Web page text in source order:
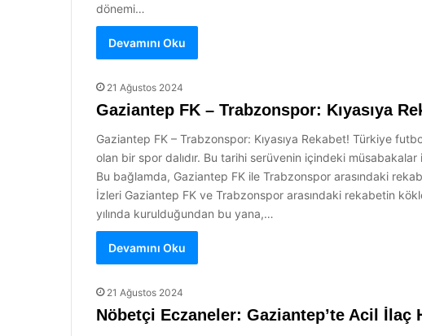
dönemi…
Devamını Oku
21 Ağustos 2024
Gaziantep FK – Trabzonspor: Kıyasıya
Gaziantep FK – Trabzonspor: Kıyasıya Rekabet! Türkiye
olan bir spor dalıdır. Bu tarihi serüvenin içindeki
Bu bağlamda, Gaziantep FK ile Trabzonspor arasındaki
İzleri Gaziantep FK ve Trabzonspor arasındaki rekabetin
yılında kurulduğundan bu yana,…
Devamını Oku
21 Ağustos 2024
Nöbetçi Eczaneler: Gaziantep’te Acil İlaç